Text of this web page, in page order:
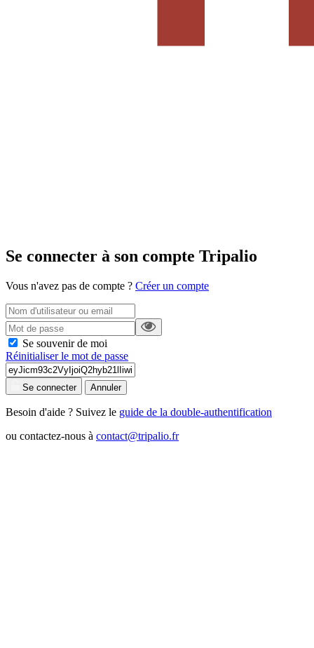
Se connecter à son compte Tripalio
Vous n'avez pas de compte ? Créer un compte
Se souvenir de moi
Réinitialiser le mot de passe
Se connecter Annuler
Besoin d'aide ? Suivez le guide de la double-authentification
ou contactez-nous à contact@tripalio.fr